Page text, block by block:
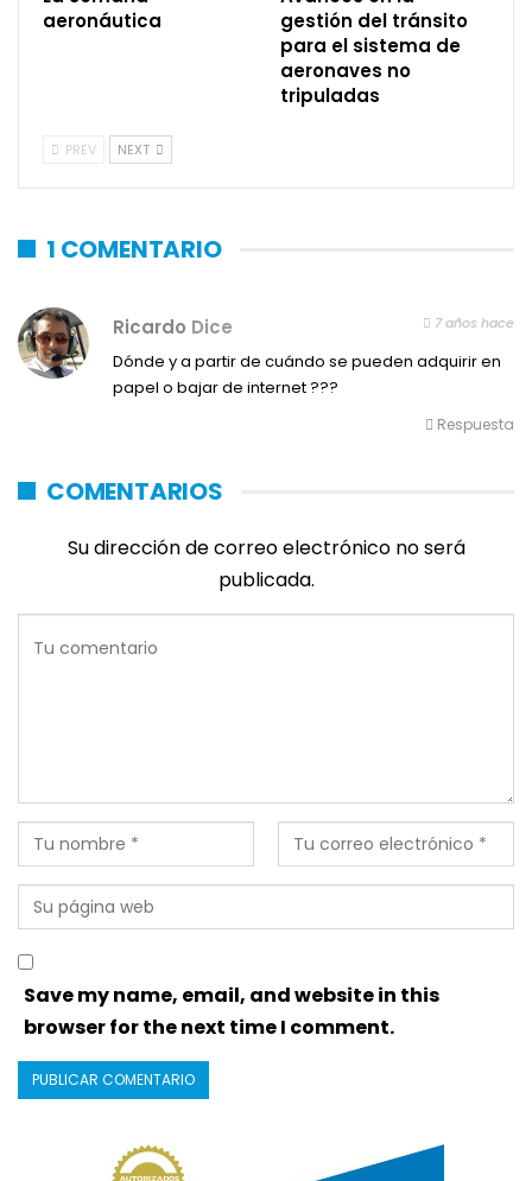
aeronáutica
gestión del tránsito
para el sistema de
aeronaves no
tripuladas
PREV NEXT
1 COMENTARIO
Ricardo Dice 7 años hace
Dónde y a partir de cuándo se pueden adquirir en
papel o bajar de internet ???
Respuesta
COMENTARIOS
Su dirección de correo electrónico no será
publicada.
Save my name, email, and website in this
browser for the next time I comment.